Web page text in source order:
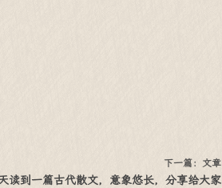
下一篇： 文章
读到一篇古代散文，意象悠长，分享给大家